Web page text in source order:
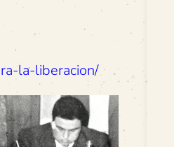
la-liberacion/